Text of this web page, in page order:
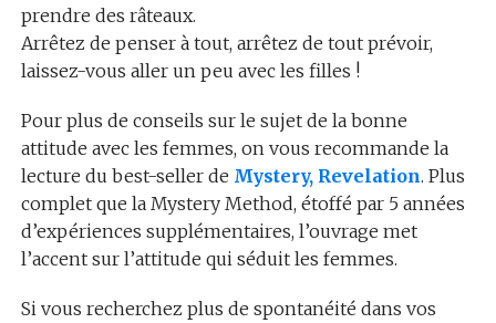
prendre des râteaux.
Arrêtez de penser à tout, arrêtez de tout prévoir,
laissez-vous aller un peu avec les filles !
Pour plus de conseils sur le sujet de la bonne
attitude avec les femmes, on vous recommande la
lecture du best-seller de Mystery, Revelation. Plus
complet que la Mystery Method, étoffé par 5 années
d’expériences supplémentaires, l’ouvrage met
l’accent sur l’attitude qui séduit les femmes.
Si vous recherchez plus de spontanéité dans vos